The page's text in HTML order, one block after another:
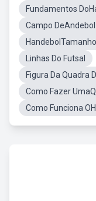
Fundamentos
Campo
Linhas Do Futsal
Figura Da Quadra
Como Fazer
Como Funciona